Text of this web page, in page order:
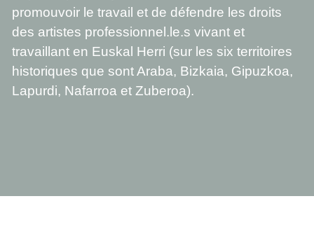
promouvoir le travail et de défendre les droits
des artistes professionnel.le.s vivant et
travaillant en Euskal Herri (sur les six territoires
historiques que sont Araba, Bizkaia, Gipuzkoa,
Lapurdi, Nafarroa et Zuberoa).